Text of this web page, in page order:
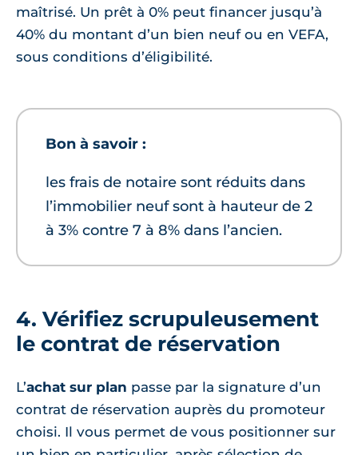
maîtrisé. Un prêt à 0% peut financer jusqu’à
40% du montant d’un bien neuf ou en VEFA,
sous conditions d’éligibilité.
Bon à savoir :
les frais de notaire sont réduits dans
l’immobilier neuf sont à hauteur de 2
à 3% contre 7 à 8% dans l’ancien.
4. Vérifiez scrupuleusement
le contrat de réservation
L’achat sur plan passe par la signature d’un
contrat de réservation auprès du promoteur
choisi. Il vous permet de vous positionner sur